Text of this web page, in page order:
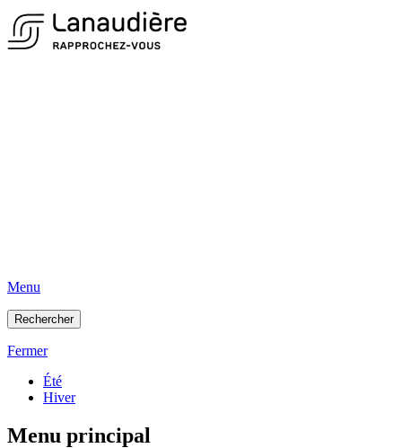
Menu
Rechercher
Fermer
Été
Hiver
Menu principal